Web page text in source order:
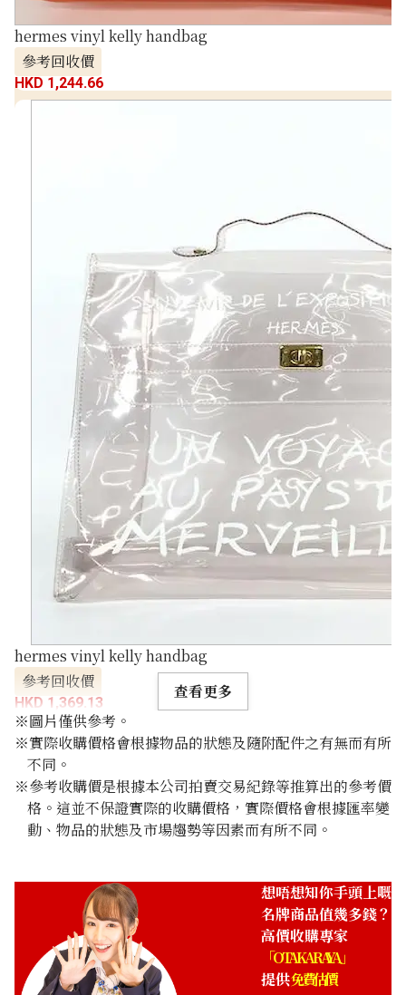
hermes vinyl kelly handbag
參考回收價
HKD 1,244.66
hermes vinyl kelly handbag
參考回收價
HKD 1,369.13
查看更多
※圖片僅供參考。
※實際收購價格會根據物品的狀態及隨附配件之有無而有所
不同。
※參考收購價是根據本公司拍賣交易紀錄等推算出的參考價
格。這並不保證實際的收購價格，實際價格會根據匯率變
動、物品的狀態及市場趨勢等因素而有所不同。
想唔想知你手頭上嘅
名牌商品值幾多錢？
高價收購專家
「OTAKARAYA」
提供免費估價